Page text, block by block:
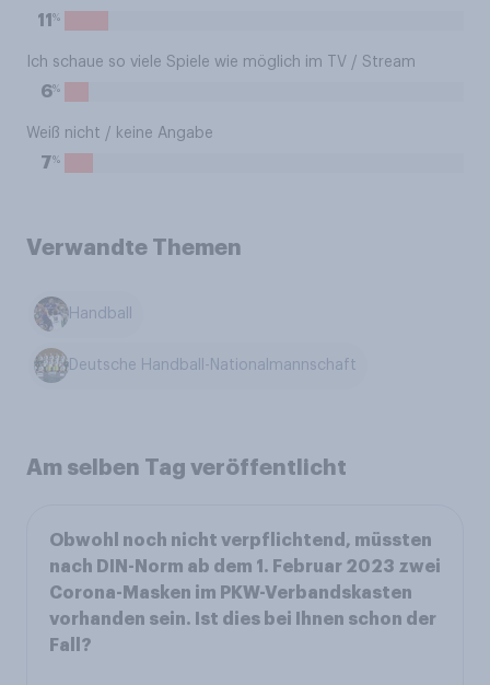
11 %
Ich schaue so viele Spiele wie möglich im TV / Stream
6%
Weiß nicht / keine Angabe
7%
Verwandte Themen
Handball
Deutsche Handball-Nationalmannschaft
Am selben Tag veröffentlicht
Obwohl noch nicht verpflichtend, müssten
nach DIN-Norm ab dem 1. Februar 2023 zwei
Corona-Masken im PKW-Verbandskasten
vorhanden sein. Ist dies bei Ihnen schon der
Fall?